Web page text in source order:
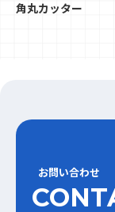
角丸カッター
お問い合わせ